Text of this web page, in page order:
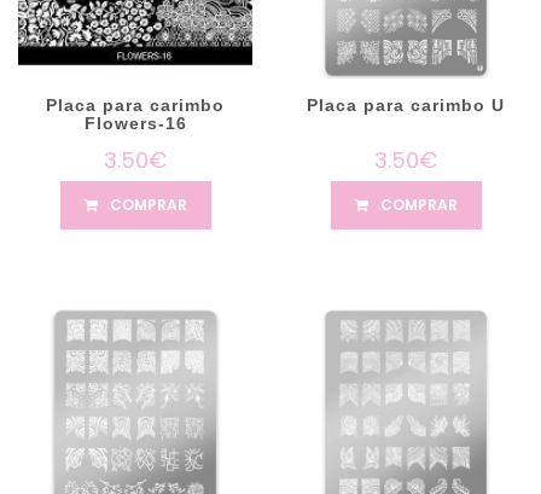
Placa para carimbo
Flowers-16
3.50€
COMPRAR
Placa para carimbo U
3.50€
COMPRAR